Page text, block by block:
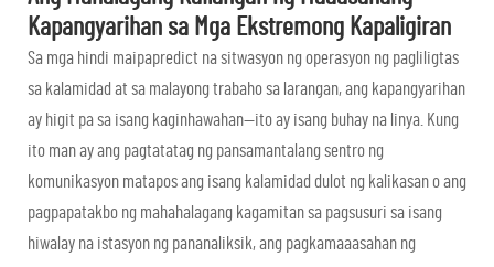
Kapangyarihan sa Mga Ekstremong Kapaligiran
Sa mga hindi maipapredict na sitwasyon ng operasyon ng pagliligtas
sa kalamidad at sa malayong trabaho sa larangan, ang kapangyarihan
ay higit pa sa isang kaginhawahan—ito ay isang buhay na linya. Kung
ito man ay ang pagtatatag ng pansamantalang sentro ng
komunikasyon matapos ang isang kalamidad dulot ng kalikasan o ang
pagpapatakbo ng mahahalagang kagamitan sa pagsusuri sa isang
hiwalay na istasyon ng pananaliksik, ang pagkamaaasahan ng